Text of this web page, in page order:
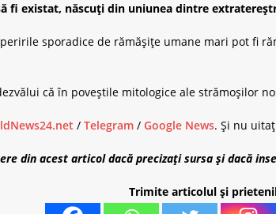
fi existat, născuți din uniunea dintre
sporadice de rămășițe umane mari pot fi
că în poveștile mitologice ale strămoșilor
/ Telegram / Google News. Și nu
din acest articol dacă precizați sursa și dacă
Trimite articolul și